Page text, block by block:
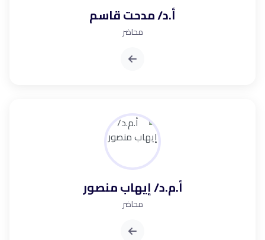
أ.د/ مدحت قاسم
محاضر
أ.م.د/ إيهاب منصور
محاضر